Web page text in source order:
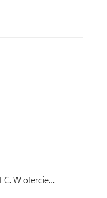
W ofercie…